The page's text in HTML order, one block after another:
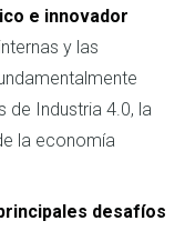
e innovador
y las
de Industria 4.0, la
la economía
desafíos